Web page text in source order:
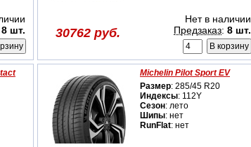
8 шт. 30762 руб.
Нет в наличии
Предзаказ: 8 шт.
Michelin Pilot Sport EV
Размер: 285/45 R20
Индексы: 112Y
Сезон: лето
Шипы: нет
RunFlat: нет